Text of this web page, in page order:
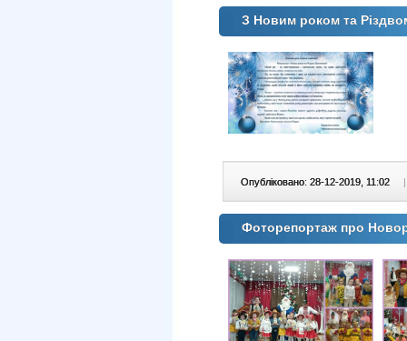
З Новим роком та
Опубліковано: 28-12-2019, 11:02 |
Фоторепортаж про